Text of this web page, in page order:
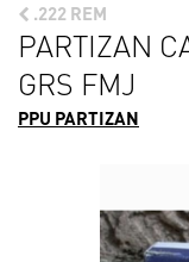
.222 REM
PARTIZAN
GRS FMJ
PPU PARTIZAN